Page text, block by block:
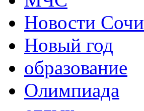
Новости Сочи
Новый год
образование
Олимпиада